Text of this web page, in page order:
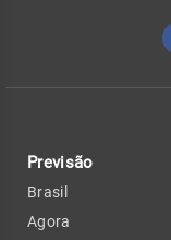
Previsão
Brasil
Agora